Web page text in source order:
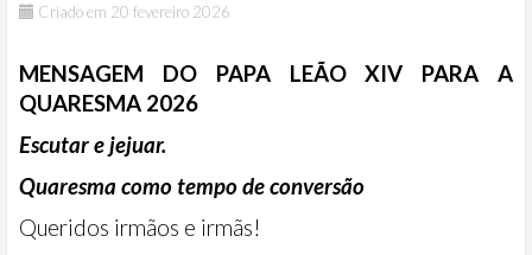
Criado em 20 fevereiro 2026
MENSAGEM DO PAPA LEÃO XIV PARA A
QUARESMA 2026
Escutar e jejuar.
Quaresma como tempo de conversão
Queridos irmãos e irmãs!